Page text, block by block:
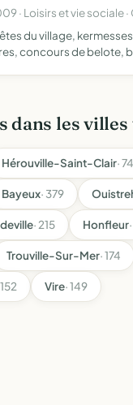
· Loisirs et vie sociale
du village,
concours de belote,
dans les
Hérouville-Saint-Clair·
Bayeux· 379
· 215 Honfleur
Trouville-Sur-Mer· 174
152 Vire· 149